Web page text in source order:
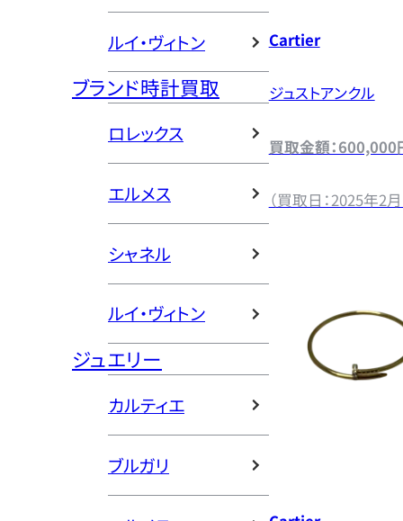
ルイ・ヴィトン
ブランド時計買取
ロレックス
エルメス
シャネル
ルイ・ヴィトン
ジュエリー
カルティエ
ブルガリ
Cartier
ジュストアンクル
買取金額：600,000
（買取日：2025年2